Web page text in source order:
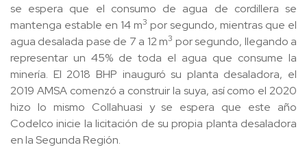
se espera que el consumo de agua de cordillera se
mantenga estable en 14 m3 por segundo, mientras que el
agua desalada pase de 7 a 12 m3 por segundo, llegando a
representar un 45% de toda el agua que consume la
minería. El 2018 BHP inauguró su planta desaladora, el
2019 AMSA comenzó a construir la suya, así como el 2020
hizo lo mismo Collahuasi y se espera que este año
Codelco inicie la licitación de su propia planta desaladora
en la Segunda Región.